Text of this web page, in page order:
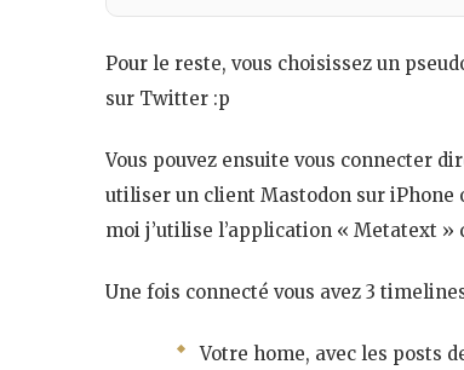
Pour le reste, vous choisissez un
sur Twitter :p
Vous pouvez ensuite vous connecter
utiliser un client Mastodon sur iPhone
moi j’utilise l’application « Metatext »
Une fois connecté vous avez 3
Votre home, avec les posts